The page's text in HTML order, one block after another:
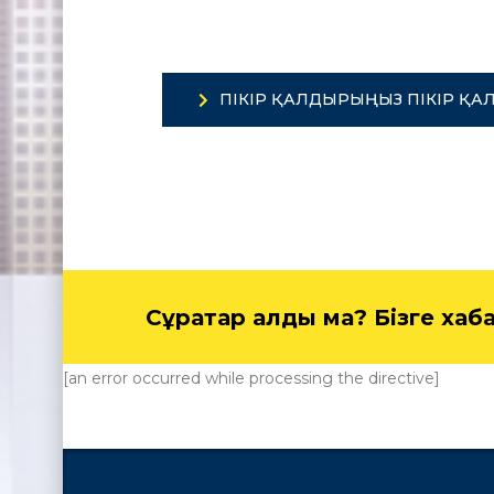
ПІКІР ҚАЛДЫРЫҢЫЗ ПІКІР
Сұрақтар қалды ма? Бізге
[an error occurred while processing the directive]